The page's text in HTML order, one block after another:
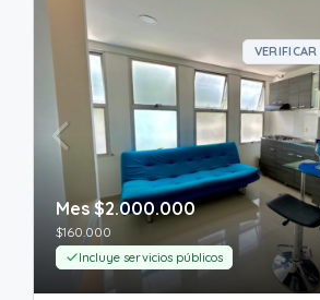
Mes$2.000.000
$160.000
Incluye servicios públicos